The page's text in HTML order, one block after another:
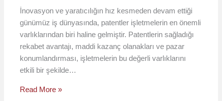
İnovasyon ve yaratıcılığın hız kesmeden devam ettiği
günümüz iş dünyasında, patentler işletmelerin en önemli
varlıklarından biri haline gelmiştir. Patentlerin sağladığı
rekabet avantajı, maddi kazanç olanakları ve pazar
konumlandırması, işletmelerin bu değerli varlıklarını
etkili bir şekilde…
Read More »